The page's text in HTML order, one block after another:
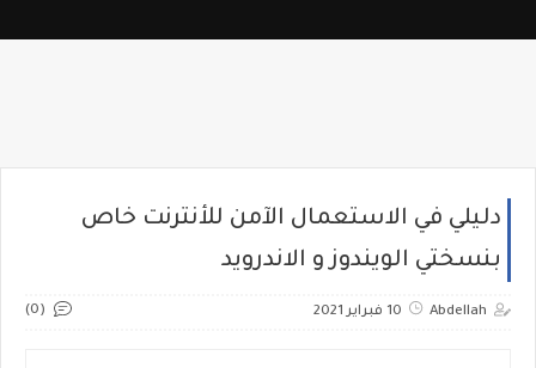
دليلي في الاستعمال الآمن للأنترنت خاص
بنسختي الويندوز و الاندرويد
Abdellah 10 فبراير 2021 (0)